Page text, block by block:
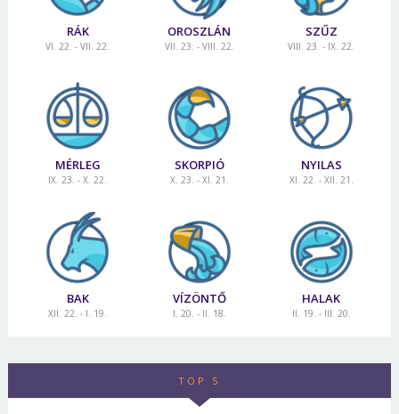
RÁK
VI. 22. - VII. 22.
OROSZLÁN
VII. 23. - VIII. 22.
SZŰZ
VIII. 23. - IX. 22.
MÉRLEG
IX. 23. - X. 22.
SKORPIÓ
X. 23. - XI. 21.
NYILAS
XI. 22. - XII. 21.
BAK
XII. 22. - I. 19.
VÍZÖNTŐ
I. 20. - II. 18.
HALAK
II. 19. - III. 20.
TOP 5